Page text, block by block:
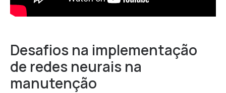
Desafios na implementação
de redes neurais na
manutenção